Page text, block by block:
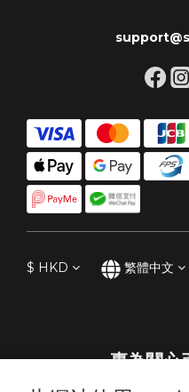
$ HKD 繁體中文
專為關心